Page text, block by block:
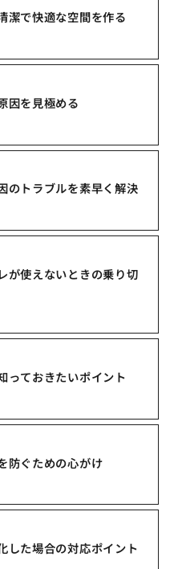
潔で快適な空間を作る
因を見極める
のトラブルを素早く解決
が使えないときの乗り切
っておきたいポイント
防ぐための心がけ
した場合の対応ポイント